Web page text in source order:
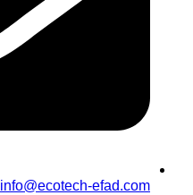
info@ecotech-efad.com